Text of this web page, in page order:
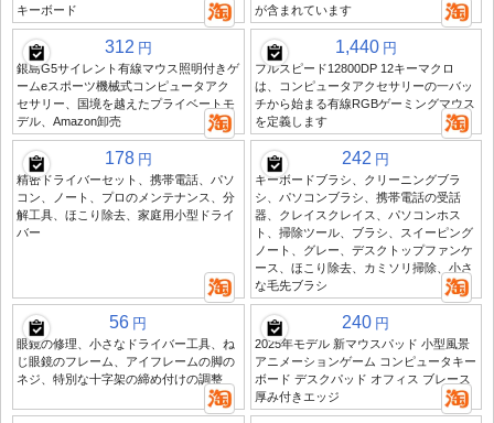
キーボード
が含まれています
312 円
銀島G5サイレント有線マウス照明付きゲ
ームeスポーツ機械式コンピュータアク
セサリー、国境を越えたプライベートモ
デル、Amazon卸売
1,440 円
フルスピード12800DP 12キーマクロ
は、コンピュータアクセサリーの一バッ
チから始まる有線RGBゲーミングマウス
を定義します
178 円
精密ドライバーセット、携帯電話、パソ
コン、ノート、プロのメンテナンス、分
解工具、ほこり除去、家庭用小型ドライ
バー
242 円
キーボードブラシ、クリーニングブラ
シ、パソコンブラシ、携帯電話の受話
器、クレイスクレイス、パソコンホス
ト、掃除ツール、ブラシ、スイーピング
ノート、グレー、デスクトップファンケ
ース、ほこり除去、カミソリ掃除、小さ
な毛先ブラシ
56 円
眼鏡の修理、小さなドライバー工具、ね
じ眼鏡のフレーム、アイフレームの脚の
ネジ、特別な十字架の締め付けの調整
240 円
2025年モデル 新マウスパッド 小型風景
アニメーションゲーム コンピュータキー
ボード デスクパッド オフィス ブレース
厚み付きエッジ